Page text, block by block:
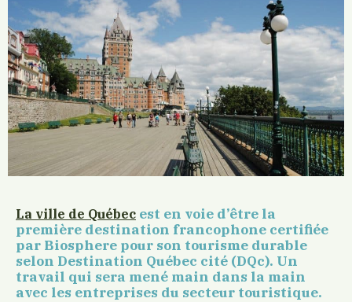
La ville de Québec est en voie d’être la
première destination francophone certifiée
par Biosphere pour son tourisme durable
selon Destination Québec cité (DQc). Un
travail qui sera mené main dans la main
avec les entreprises du secteur touristique.